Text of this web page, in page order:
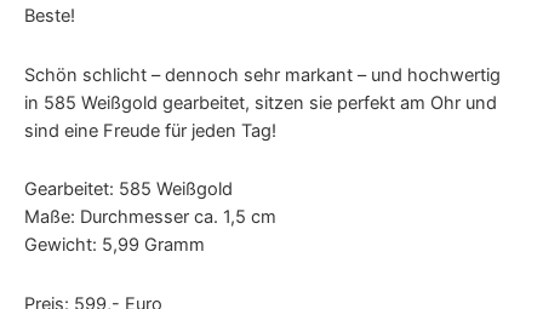
Beste!
Schön schlicht – dennoch sehr markant – und hochwertig
in 585 Weißgold gearbeitet, sitzen sie perfekt am Ohr und
sind eine Freude für jeden Tag!
Gearbeitet: 585 Weißgold
Maße: Durchmesser ca. 1,5 cm
Gewicht: 5,99 Gramm
Preis: 599,- Euro